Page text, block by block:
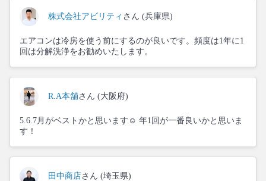
株式会社アビリティ さん (兵庫県)
エアコンは冷房を使う前にするのが良いです。頻度は1年に1
回は分解洗浄をお勧めいたします。
R.A本舗さん (大阪府)
5.6.7月がベストかと思います☺️ 年1回が一番良いかと思いま
す！
田中商店さん (埼玉県)